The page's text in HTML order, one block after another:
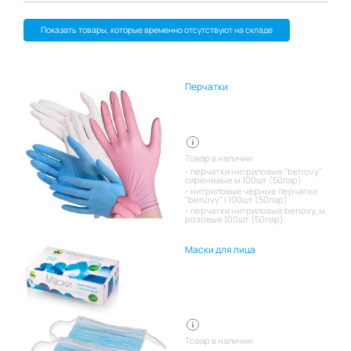
Показать товары, которые временно отсутствуют на складе
Перчатки
Товар в наличии:
перчатки нитриловые "benovy"
сиреневые м 100шт (50пар)
нитриловые черные перчатки
"benovy" l 100шт (50пар)
перчатки нитриловые benovy, м,
розовые 100шт (50пар)
Маски для лица
Товар в наличии: